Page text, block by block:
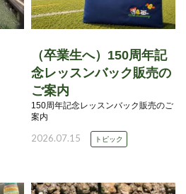
（卒業生へ）150周年記
念レッスンバック販売の
ご案内
150周年記念レッスンバック販売のご
案内
2026.07.15 トピック